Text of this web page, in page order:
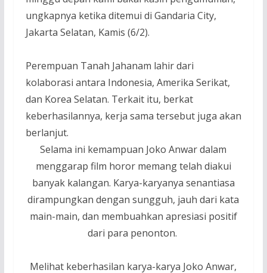
ungkapnya ketika ditemui di Gandaria City,
Jakarta Selatan, Kamis (6/2).
Perempuan Tanah Jahanam lahir dari
kolaborasi antara Indonesia, Amerika Serikat,
dan Korea Selatan. Terkait itu, berkat
keberhasilannya, kerja sama tersebut juga akan
berlanjut.
Selama ini kemampuan Joko Anwar dalam
menggarap film horor memang telah diakui
banyak kalangan. Karya-karyanya senantiasa
dirampungkan dengan sungguh, jauh dari kata
main-main, dan membuahkan apresiasi positif
dari para penonton.
Melihat keberhasilan karya-karya Joko Anwar,